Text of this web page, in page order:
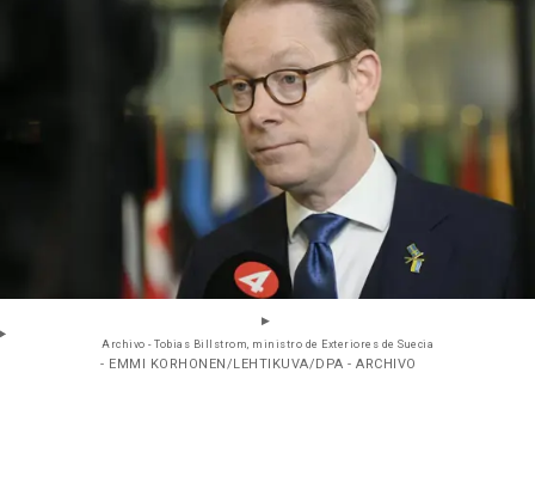
Archivo - Tobias Billstrom, ministro de Exteriores de Suecia
- EMMI KORHONEN/LEHTIKUVA/DPA - ARCHIVO